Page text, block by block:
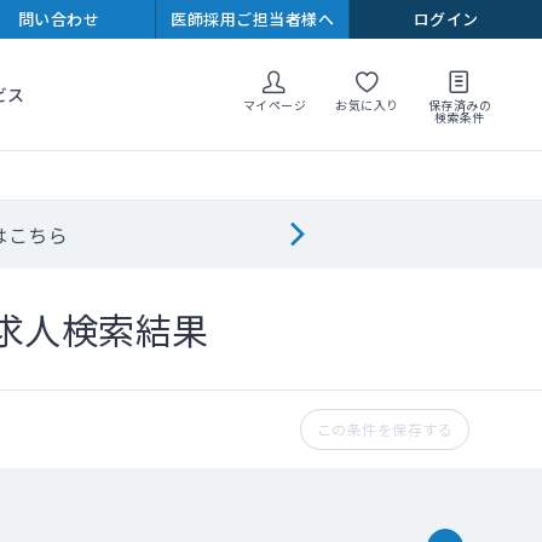
問い合わせ 医師採用ご担当者様へ ログイン
ス マイページ お気に入り 保存済みの
検索条件
ちら
人検索結果
この条件を保存する